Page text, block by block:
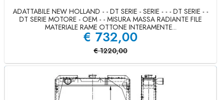
ADATTABILE NEW HOLLAND - - DT SERIE - SERIE - - - DT SERIE - -
DT SERIE MOTORE - OEM - - MISURA MASSA RADIANTE FILE
MATERIALE RAME OTTONE INTERAMENTE...
€ 732,00
€ 1220,00